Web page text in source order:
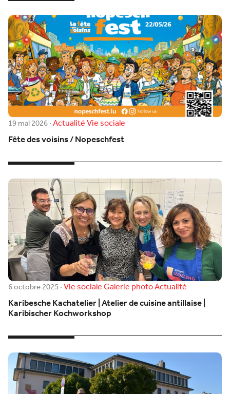
19 mai 2026·ActualitéVie sociale
Fête des voisins / Nopeschfest
6 octobre 2025·Vie socialeGalerie photoActualité
Karibesche Kachatelier | Atelier de cuisine antillaise |
Karibischer Kochworkshop